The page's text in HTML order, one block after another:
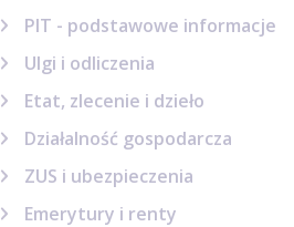
PIT - podstawowe informacje
Ulgi i odliczenia
Etat, zlecenie i dzieło
Działalność gospodarcza
ZUS i ubezpieczenia
Emerytury i renty